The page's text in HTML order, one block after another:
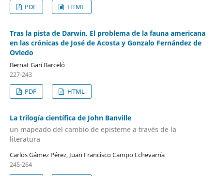
PDF
HTML
Tras la pista de Darwin. El problema de la fauna americana
en las crónicas de José de Acosta y Gonzalo Fernández de
Oviedo
Bernat Garí Barceló
227-243
PDF
HTML
La trilogía científica de John Banville
un mapeado del cambio de episteme a través de la
literatura
Carlos Gámez Pérez, Juan Francisco Campo Echevarría
245-264